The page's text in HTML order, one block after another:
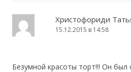
Христофориди
15.12.2015 в 14:58
Безумной красоты торт!!! Он был